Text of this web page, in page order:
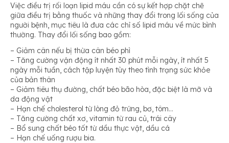
Việc điều trị rối loạn lipid máu cần có sự kết hợp chặt chẽ
giữa điều trị bằng thuốc và những thay đổi trong lối sống của
người bệnh, mục tiêu là đưa các chỉ số lipid máu về mức bình
thường. Thay đổi lối sống bao gồm:
– Giảm cân nếu bị thừa cân béo phì
– Tăng cường vận động ít nhất 30 phút mỗi ngày, ít nhất 5
ngày mỗi tuần, cách tập luyện tùy theo tình trạng sức khỏe
của bản thân
– Giảm tiêu thụ đường, chất béo bão hòa, đặc biệt là mỡ và
da động vật
– Hạn chế cholesterol từ lòng đỏ trứng, bơ, tôm…
– Tăng cường chất xơ, vitamin từ rau củ, trái cây
– Bổ sung chất béo tốt từ dầu thực vật, dầu cá
– Hạn chế uống rượu bia.